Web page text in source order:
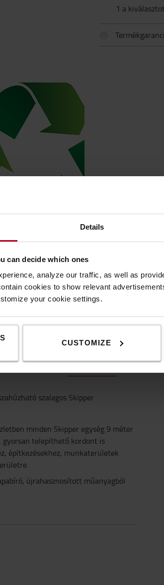
Details
can decide which ones
analyze our traffic, as well as
cookies to show relevant
your cookie settings.
CUSTOMIZE
1 a
SPECIFIKÁCIÓ VEGYE FEL VELÜNK A
Specifikáció
szalagos Skipper
minden Skipper egység 9 méter
gyorsan telepíthető kordont is
építkezésekhez, munkaterületek
újrahasznosított műanyagból